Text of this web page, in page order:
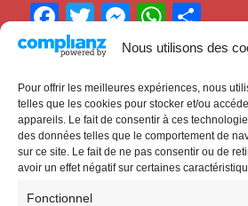
Nous utilisons des
Pour offrir les meilleures expériences, nous
telles que les cookies pour stocker et/ou
appareils. Le fait de consentir à ces
des données telles que le comportement de
sur ce site. Le fait de ne pas consentir ou de
avoir un effet négatif sur certaines
Fonctionnel
F
a
e
b
o
o
T
w
er
M
e
s
e
n
W
h
s
A
p
P
ar
g
er
CinémaCiné’Bor
À Villefranche-de-Lauragais